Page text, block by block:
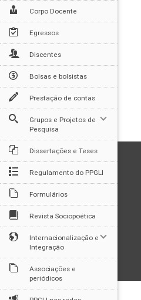
Corpo Docente
Egressos
Discentes
Bolsas e bolsistas
Prestação de contas
Grupos e Projetos de
Pesquisa
Dissertações e Teses
Regulamento do PPGLI
Formulários
Revista Sociopoética
Internacionalização e
Integração
Associações e
periódicos